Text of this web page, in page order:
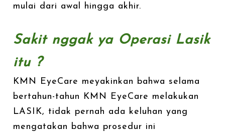
mulai dari awal hingga akhir.
Sakit nggak ya Operasi Lasik
itu ?
KMN EyeCare meyakinkan bahwa selama
bertahun-tahun KMN EyeCare melakukan
LASIK, tidak pernah ada keluhan yang
mengatakan bahwa prosedur ini